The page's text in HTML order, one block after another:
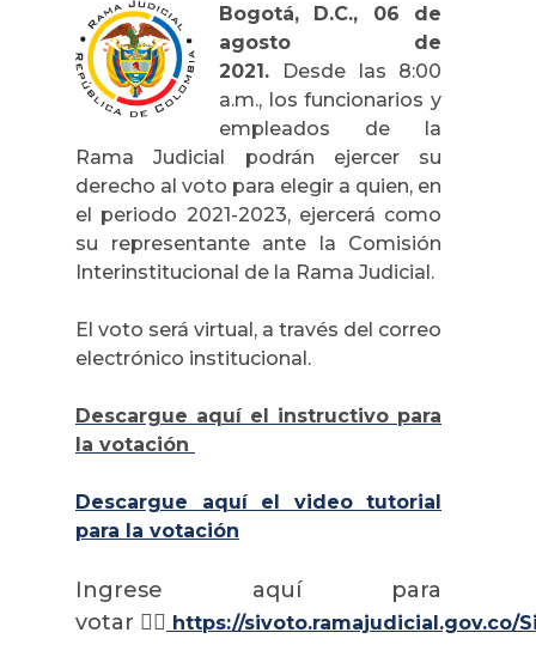
Bogotá, D.C., 06 de
agosto de
2021. Desde las 8:00
a.m., los funcionarios y
empleados de la
Rama Judicial podrán ejercer su
derecho al voto para elegir a quien, en
el periodo 2021-2023, ejercerá como
su representante ante la Comisión
Interinstitucional de la Rama Judicial.
El voto será virtual, a través del correo
electrónico institucional.
Descargue aquí el instructivo para
la votación
Descargue aquí el video tutorial
para la votación
Ingrese aquí para
votar 👉🏼 https://sivoto.ramajudicial.gov.co/